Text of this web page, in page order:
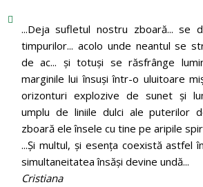
...Deja sufletul nostru zboară... se
timpurilor... acolo unde neantul se
de ac... și totuși se răsfrânge
marginile lui însuși într-o uluitoare
orizonturi explozive de sunet și
umplu de liniile dulci ale puterilor
zboară ele însele cu tine pe aripile
...Și multul, și esența coexistă astfel
simultaneitatea însăși devine undă...
Cristiana